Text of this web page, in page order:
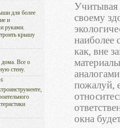
для более
и
руками.
крышу
дома. Все о
стену.
Учитывая
своему
наиболее
как, вне
пожалуй,
окна